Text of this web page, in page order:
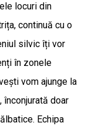
locuri din
continuă cu o
silvic îți vor
în zonele
vom ajunge la
doar
Echipa